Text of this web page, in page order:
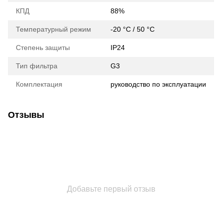
КПД 88%
Температурный режим -20 °C / 50 °C
Степень защиты IP24
Тип фильтра G3
Комплектация руководство по эксплуатации
Отзывы
Добавьте первый отзыв